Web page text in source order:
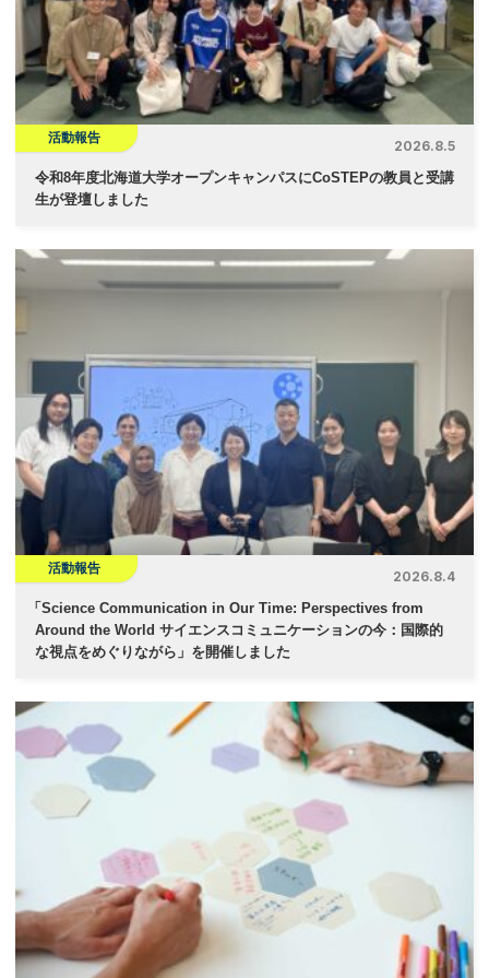
活動報告
2026.8.5
令和8年度北海道大学オープンキャンパスにCoSTEPの教員と受講
生が登壇しました
活動報告
2026.8.4
「 Science Communication in Our Time: Perspectives from
Around the World サイエンスコミュニケーションの今：国際的
な視点をめぐりながら」を開催しました